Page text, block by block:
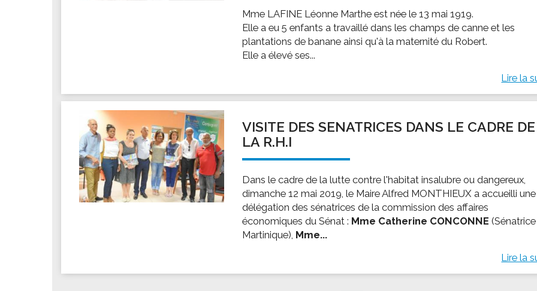
Mme LAFINE Léonne Marthe est née le 13 mai 1919.
Elle a eu 5 enfants a travaillé dans les champs de canne et les
plantations de banane ainsi qu'à la maternité du Robert.
Elle a élevé ses...
Lire la
VISITE DES SENATRICES DANS LE CADRE DE
LA R.H.I
Dans le cadre de la lutte contre l'habitat insalubre ou dangereux,
dimanche 12 mai 2019, le Maire Alfred MONTHIEUX a accueilli une
délégation des sénatrices de la commission des affaires
économiques du Sénat : Mme Catherine CONCONNE
Martinique), Mme...
Lire la